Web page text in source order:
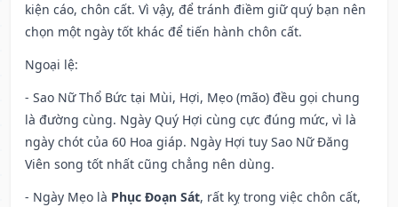
kiện cáo, chôn cất. Vì vậy, để tránh điềm giữ quý bạn nên
chọn một ngày tốt khác để tiến hành chôn cất.
Ngoại lệ:
- Sao Nữ Thổ Bức tại Mùi, Hợi, Mẹo (mão) đều gọi chung
là đường cùng. Ngày Quý Hợi cùng cực đúng mức, vì là
ngày chót của 60 Hoa giáp. Ngày Hợi tuy Sao Nữ Đăng
Viên song tốt nhất cũng chẳng nên dùng.
- Ngày Mẹo là Phục Đoạn Sát, rất kỵ trong việc chôn cất,